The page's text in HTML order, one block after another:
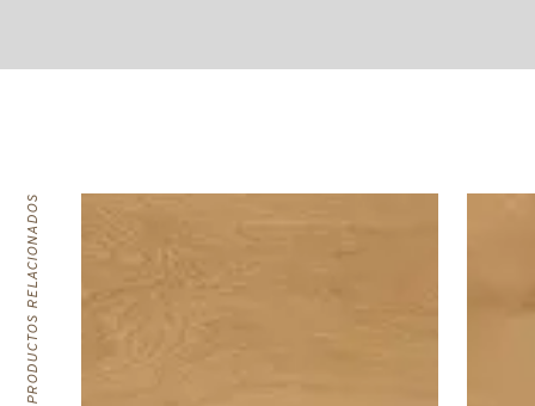
PRODUCTOS RELACIONADOS